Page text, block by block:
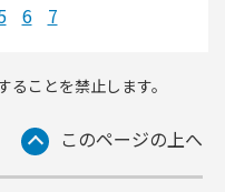
6 7
ことを禁止します。
このページの上へ